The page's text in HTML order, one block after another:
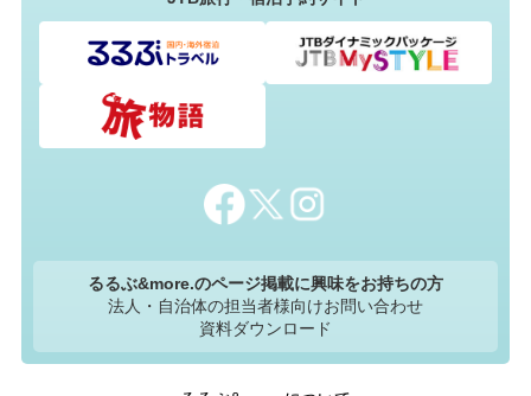
るるぶ&more.のページ掲載に興味をお持ちの方
法人・自治体の担当者様向けお問い合わせ
資料ダウンロード